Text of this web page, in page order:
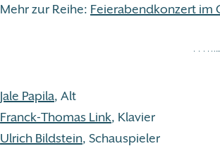
Mehr zur Reihe: Feierabendkonzert im
Jale Papila, Alt
Franck-Thomas Link, Klavier
Ulrich Bildstein, Schauspieler